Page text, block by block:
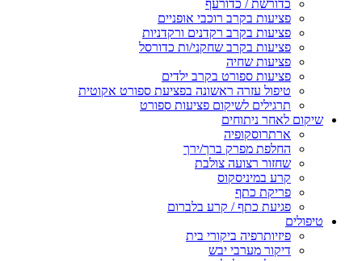
כדורשת / כדורעף
פציעות בקרב רוכבי אופניים
פציעות בקרב רקדנים ורקדניות
פציעות בקרב שחקני/ות כדורסל
פציעות שחיה
פציעות ספורט בקרב ילדים
טיפול עזרה ראשונה בפציעת ספורט אקוטית
תרגילים לשיקום פציעות ספורט
שיקום לאחר ניתוחים
ארתרוסקופיה
החלפת מפרק ברך/ירך
שחזור רצועה צולבת
קרע במיניסקוס
פריקת כתף
פגיעת כתף / קרע בלברום
טיפולים
פיזיותרפיה ביקורי בית
דיקור מערבי יבש